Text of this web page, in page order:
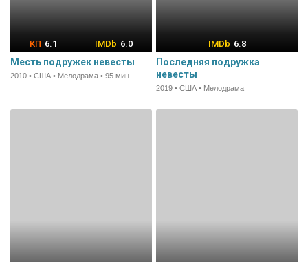
6.1 6.0
Месть подружек невесты
2010 • США • Мелодрама • 95 мин.
6.8
Последняя подружка
невесты
2019 • США • Мелодрама